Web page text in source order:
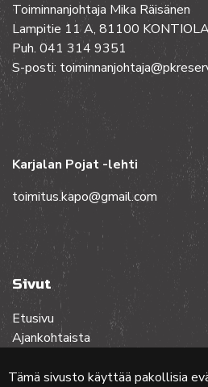
Tämä sivusto käyttää pakollisia
Toiminnanjohtaja Mika Räisänen
Lampitie 11 A, 81100
Puh. 041 314 9351
S-posti:
Karjalan Pojat -lehti
toimitus.kapo@gmail.com
Sivut
Etusivu
Ajankohtaista
Lehdet